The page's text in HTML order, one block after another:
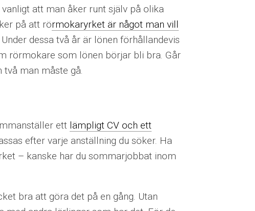
att man åker runt själv på olika
på att rörmokaryrket är något man vill
dessa två år är lönen förhållandevis
rörmokare som lönen börjar bli bra. Går
man måste gå.
ett lämpligt CV och ett
efter varje anställning du söker. Ha
– kanske har du sommarjobbat inom
bra att göra det på en gång. Utan